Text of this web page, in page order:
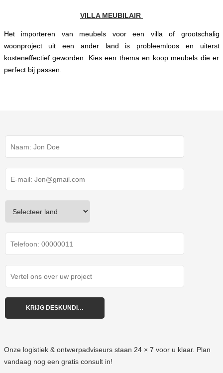
VILLA MEUBILAIR
Het importeren van meubels voor een villa of grootschalig
woonproject uit een ander land is probleemloos en uiterst
kosteneffectief geworden. Kies een thema en koop meubels die er
perfect bij passen.
Onze logistiek & ontwerpadviseurs staan 24 × 7 voor u klaar. Plan
vandaag nog een gratis consult in!